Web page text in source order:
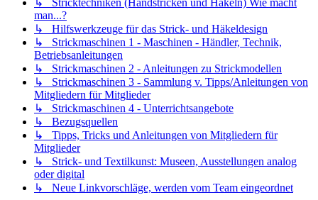
↳ Stricktechniken (Handstricken und Häkeln) Wie macht
man...?
↳ Hilfswerkzeuge für das Strick- und Häkeldesign
↳ Strickmaschinen 1 - Maschinen - Händler, Technik,
Betriebsanleitungen
↳ Strickmaschinen 2 - Anleitungen zu Strickmodellen
↳ Strickmaschinen 3 - Sammlung v. Tipps/Anleitungen von
Mitgliedern für Mitglieder
↳ Strickmaschinen 4 - Unterrichtsangebote
↳ Bezugsquellen
↳ Tipps, Tricks und Anleitungen von Mitgliedern für
Mitglieder
↳ Strick- und Textilkunst: Museen, Ausstellungen analog
oder digital
↳ Neue Linkvorschläge, werden vom Team eingeordnet